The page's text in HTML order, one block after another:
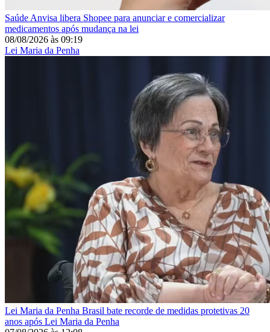
Saúde Anvisa libera Shopee para anunciar e comercializar
medicamentos após mudança na lei
08/08/2026 às 09:19
Lei Maria da Penha
Lei Maria da Penha Brasil bate recorde de medidas protetivas 20
anos após Lei Maria da Penha